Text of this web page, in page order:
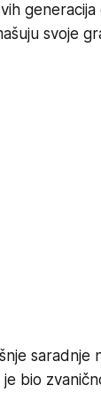
svoje
saradnje
je bio